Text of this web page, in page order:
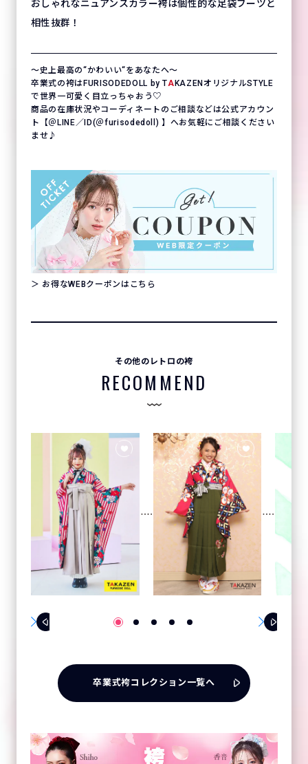
おしゃれなニュアンスカラー袴は個性的な足袋ブーツと
相性抜群！
〜史上最高の“かわいい“をあなたへ〜
卒業式の袴はFURISODEDOLL by TA KAZENオリジナルSTYLE
で世界一可愛く目立っちゃおう♡
商品の在庫状況やコーディネートのご相談などは公式アカウン
ト【＠LINE／ID(＠furisodedoll) 】へお気軽にご相談ください
ませ♪
＞ お得なWEBクーポンはこちら
その他のレトロの袴
RECOMMEND
卒業式袴コレクション一覧へ